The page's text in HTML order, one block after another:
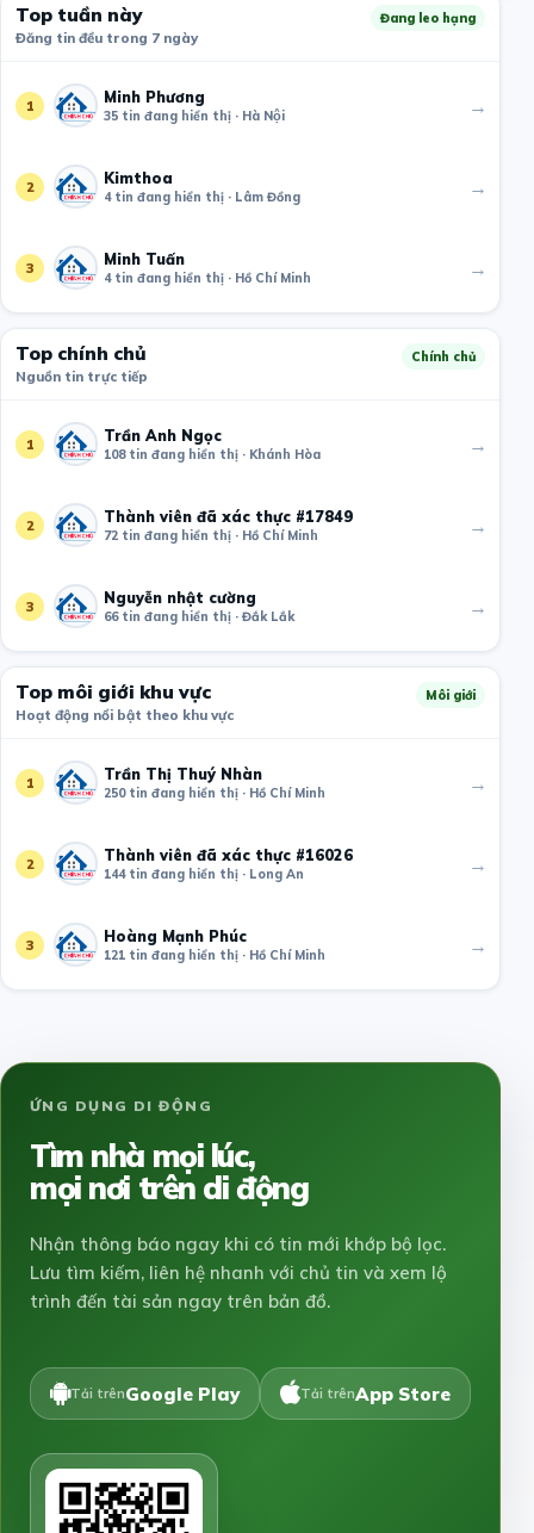
Top tuần này
Đăng tin đều trong 7 ngày
Đang leo hạng
1 Minh Phương
35 tin đang hiển thị · Hà Nội →
2 Kimthoa
4 tin đang hiển thị · Lâm Đồng →
3 Minh Tuấn
4 tin đang hiển thị · Hồ Chí Minh →
Top chính chủ
Nguồn tin trực tiếp
Chính chủ
1 Trần Anh Ngọc
108 tin đang hiển thị · Khánh Hòa →
2 Thành viên đã xác thực #17849
72 tin đang hiển thị · Hồ Chí Minh →
3 Nguyễn nhật cường
66 tin đang hiển thị · Đắk Lắk →
Top môi giới khu vực
Hoạt động nổi bật theo khu vực
Môi giới
1 Trần Thị Thuý Nhàn
250 tin đang hiển thị · Hồ Chí Minh →
2 Thành viên đã xác thực #16026
144 tin đang hiển thị · Long An →
3 Hoàng Mạnh Phúc
121 tin đang hiển thị · Hồ Chí Minh →
ỨNG DỤNG DI ĐỘNG
Tìm nhà mọi lúc,
mọi nơi trên di động
Nhận thông báo ngay khi có tin mới khớp bộ lọc.
Lưu tìm kiếm, liên hệ nhanh với chủ tin và xem lộ
trình đến tài sản ngay trên bản đồ.
Tải trênGoogle Play Tải trênApp Store